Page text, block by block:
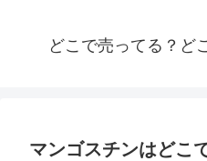
どこで売ってる？ど
マンゴスチンはどこ